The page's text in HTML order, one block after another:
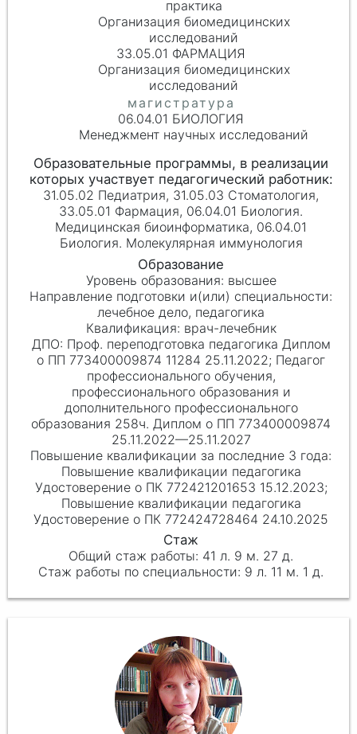
практика
Организация биомедицинских
исследований
33.05.01 ФАРМАЦИЯ
Организация биомедицинских
исследований
06.04.01 БИОЛОГИЯ
Менеджмент научных исследований
31.05.02 Педиатрия, 31.05.03 Стоматология,
33.05.01 Фармация, 06.04.01 Биология.
Медицинская биоинформатика, 06.04.01
Биология. Молекулярная иммунология
высшее
лечебное дело, педагогика
врач-лечебник
Проф. переподготовка педагогика Диплом
о ПП 773400009874 11284 25.11.2022; Педагог
профессионального обучения,
профессионального образования и
дополнительного профессионального
образования 258ч. Диплом о ПП 773400009874
25.11.2022—25.11.2027
Повышение квалификации педагогика
Удостоверение о ПК 772421201653 15.12.2023;
Повышение квалификации педагогика
Удостоверение о ПК 772424728464 24.10.2025
41 л. 9 м. 27 д.
9 л. 11 м. 1 д.